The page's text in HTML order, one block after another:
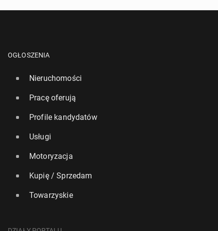
OGŁOSZENIA
Nieruchomości
Pracę oferują
Profile kandydatów
Usługi
Motoryzacja
Kupię / Sprzedam
Towarzyskie